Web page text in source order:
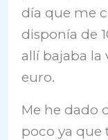
día que me
disponía de
allí bajaba la
euro.
Me he dado
poco ya que